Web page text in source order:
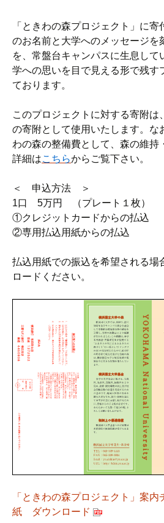
「ときわの森プロジェクト」に
のお名前と大学へのメッセージを
を、常盤台キャンパスに生息して
学への思いを目で見える形で残す
ております。
このプロジェクトに対する寄附は
の寄附として使用いたします。な
わの森の整備費として、森の維持
詳細はこちらからご覧下さい。
＜ 申込方法 ＞
1口 5万円 （プレート１枚）
①クレジットカードからの払込
②専用払込用紙からの払込
払込用紙での振込を希望される場
ロードください。
「ときわの森プロジェクト」案内
紙 ダウンロード